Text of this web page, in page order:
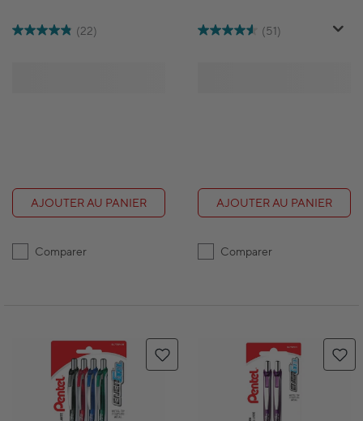
(22)
AJOUTER AU PANIER
Comparer
(51)
AJOUTER AU PANIER
Comparer